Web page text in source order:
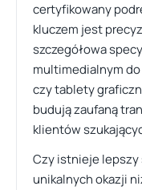
certyfikowany
kluczem jest
szczegółowa
multimedialnym
czy tablety
budują zaufaną
klientów
Czy istnieje
unikalnych okazji